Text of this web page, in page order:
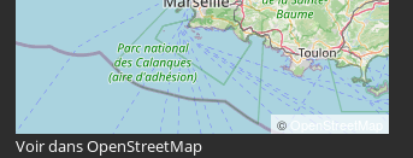
© OpenStreetMap
Voir dans OpenStreetMap